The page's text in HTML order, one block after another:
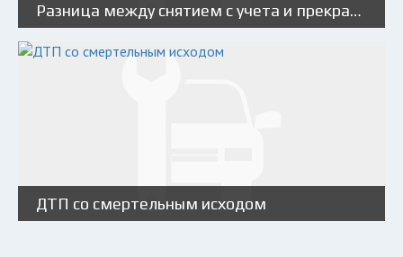
Разница между снятием с учета и прекращением регистрации авто
ДТП со смертельным исходом